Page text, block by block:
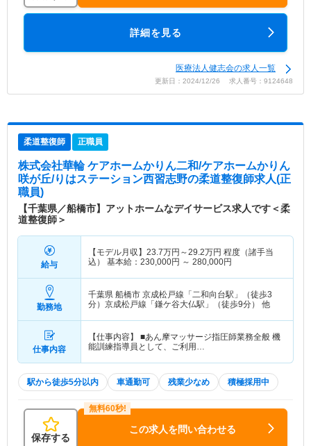
詳細を見る
医療法人健志会の求人一覧
更新日：2024/12/26 求人番号：9124648
柔道整復師 正職員
株式会社華輪 ケアホームかりん二和/ケアホームかりん
咲が丘/りはステーション西習志野の柔道整復師求人(正
職員)
【千葉県／船橋市】アットホームなデイサービス求人です＜柔
道整復師＞
給与
【モデル月収】 23.7万円～29.2万円 程度（諸手当
込） 基本給：230,000円 ～ 280,000円
勤務地
千葉県 船橋市 京成松戸線「二和向台駅」（徒歩3
分）京成松戸線「鎌ケ谷大仏駅」（徒歩9分） 他
仕事内容
【仕事内容】 ■あん摩マッサージ指圧師業務全般 機
能訓練指導員として、ご利用…
駅から徒歩5分以内 車通勤可 残業少なめ 積極採用中
保存する
この求人を問い合わせる